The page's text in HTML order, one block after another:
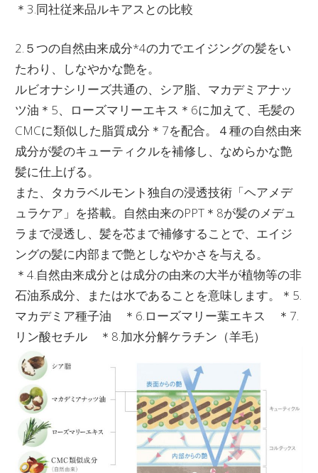
＊3.同社従来品ルキアスとの比較
2.５つの自然由来成分*4の力でエイジングの髪をい
たわり、しなやかな艶を。
ルビオナシリーズ共通の、シア脂、マカデミアナッ
ツ油＊5、ローズマリーエキス＊6に加えて、毛髪の
CMCに類似した脂質成分＊7を配合。４種の自然由来
成分が髪のキューティクルを補修し、なめらかな艶
髪に仕上げる。
また、タカラベルモント独自の浸透技術「ヘアメデ
ュラケア」を搭載。自然由来のPPT＊8が髪のメデュ
ラまで浸透し、髪を芯まで補修することで、エイジ
ングの髪に内部まで艶としなやかさを与える。
＊4.自然由来成分とは成分の由来の大半が植物等の非
石油系成分、または水であることを意味します。＊5.
マカデミア種子油 ＊6.ローズマリー葉エキス ＊7.
リン酸セチル ＊8.加水分解ケラチン（羊毛）